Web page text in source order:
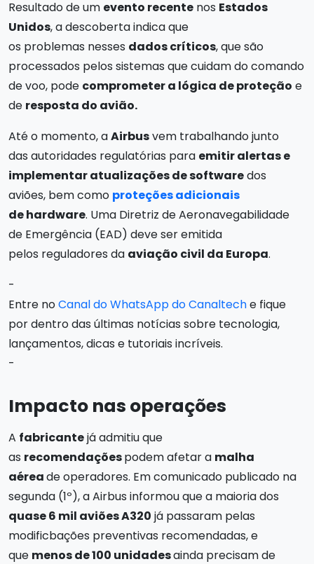
Resultado de um evento recente nos Estados
Unidos, a descoberta indica que
os problemas nesses dados críticos, que são
processados pelos sistemas que cuidam do comando
de voo, pode comprometer a lógica de proteção e
de resposta do avião.
Até o momento, aAirbusvem trabalhando junto
das autoridades regulatórias para emitir alertas e
implementar atualizações de softwaredos
aviões, bem como proteções adicionais
de hardware. Uma Diretriz de Aeronavegabilidade
de Emergência (EAD) deve ser emitida
pelos reguladores da aviação civil da Europa.
-
Entre noCanal do WhatsApp do Canalteche fique
por dentro das últimas notícias sobre tecnologia,
lançamentos, dicas e tutoriais incríveis.
-
Impacto nas operações
A fabricantejá admitiu que
as recomendaçõespodem afetar a malha
aéreade operadores. Em comunicado publicado na
segunda (1º), a Airbus informou que a maioria dos
quase 6 mil aviões A320 já passaram pelas
modificbações preventivas recomendadas, e
que menos de 100 unidadesainda precisam de